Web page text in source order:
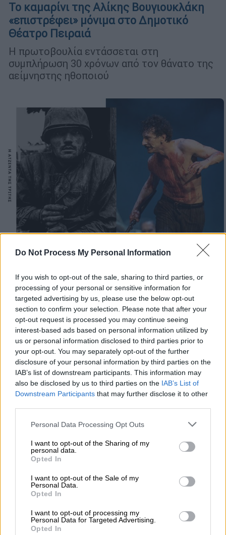
Do Not Process My Personal Information
If you wish to opt-out of the sale, sharing to third parties, or
processing of your personal or sensitive information for
targeted advertising by us, please use the below opt-out
section to confirm your selection. Please note that after your
opt-out request is processed you may continue seeing
interest-based ads based on personal information utilized by
us or personal information disclosed to third parties prior to
your opt-out. You may separately opt-out of the further
disclosure of your personal information by third parties on the
IAB’s list of downstream participants. This information may
also be disclosed by us to third parties on the IAB’s List of
Downstream Participants that may further disclose it to other
Please note that this website/app uses one or more Google
not limited to your visit or usage behaviour. You may click to
grant or deny consent to Google and its third-party tags to
use your data for below specified purposes in below Google
consent section.
Personal Data Processing Opt Outs
I want to opt-out of the Sharing of my
personal data.
Opted In
I want to opt-out of the Sale of my
Personal Data.
Opted In
I want to opt-out of processing my
Personal Data for Targeted Advertising.
Opted In
Το καμαρίνι της Αλίκης Βουγιουκλάκη
«επιστρέφει» μόνιμα στο Δημοτικό
Θέατρο Πειραιά
Η πρωτοβουλία εντάσσεται στη
συμπλήρωση 30 χρόνων από τον θάνατο της
αείμνηστης ηθοποιού
Μην πεις ότι δεν ήξερες: Τι διαβάζουμε
και πού βγαίνουμε σήμερα Τρίτη;
Το ethnos.gr σας προτείνει όσα αξίζει να
δείτε, να ακούσετε και να διαβάσετε, για να
είστε πάντα ενημερωμένοι για ό,τι
συμβαίνει στην πόλη
Θέατρο|27.01.2026 23:00